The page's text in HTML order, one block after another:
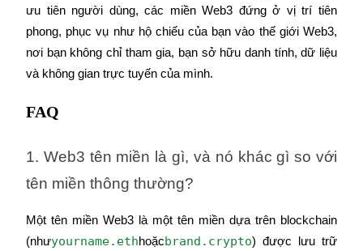
ưu tiên người dùng, các miền Web3 đứng ở vị trí tiên
phong, phục vụ như hộ chiếu của bạn vào thế giới Web3,
nơi bạn không chỉ tham gia, bạn sở hữu danh tính, dữ liệu
và không gian trực tuyến của mình.
FAQ
1. Web3 tên miền là gì, và nó khác gì so với
tên miền thông thường?
Một tên miền Web3 là một tên miền dựa trên blockchain
(nhưyourname.ethhoặcbrand.crypto) được lưu trữ